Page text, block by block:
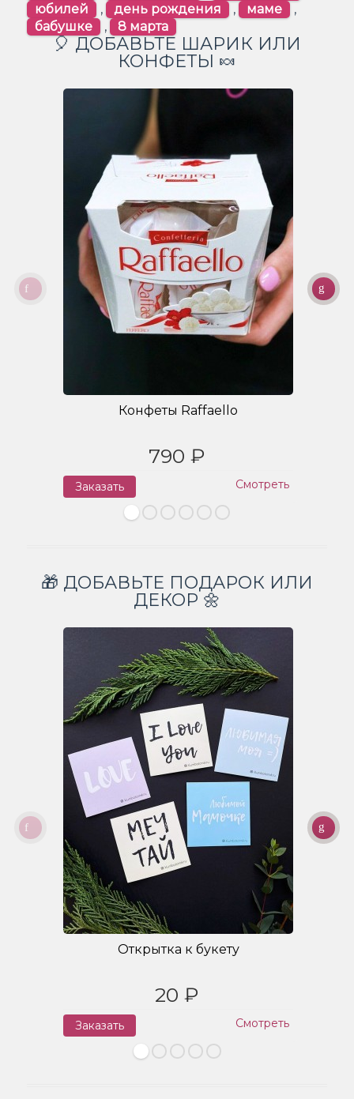
юбилей
, день рождения , маме
,
бабушке
, 8 марта
🎈 ДОБАВЬТЕ ШАРИК ИЛИ
КОНФЕТЫ 🍬
Конфеты Raffaello
790 ₽
Заказать Смотреть
🎁 ДОБАВЬТЕ ПОДАРОК ИЛИ
ДЕКОР 🌼
Открытка к букету
20 ₽
Заказать Смотреть